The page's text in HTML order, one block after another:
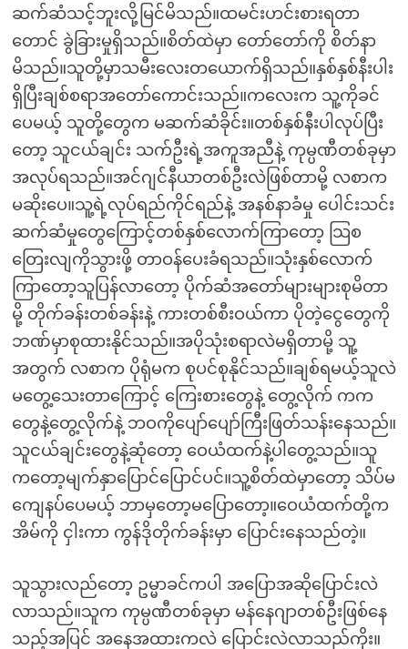
ဆက်ဆံသင့်ဘူးလို့မြင်မိသည်။ထမင်းဟင်းစားရတာ
တောင် ခွဲခြားမှုရှိသည်။စိတ်ထဲမှာ တော်တော်ကို စိတ်နာ
မိသည်။သူတို့မှာသမီးလေးတယောက်ရှိသည်။နှစ်နှစ်နီးပါး
ရှိပြီးချစ်စရာအတော်ကောင်းသည်။ကလေးက သူ့ကိုခင်
ပေမယ့် သူတို့တွေက မဆက်ဆံခိုင်း။တစ်နှစ်နီးပါလုပ်ပြီး
တော့ သူငယ်ချင်း သက်ဦးရဲ့အကူအညီနဲ့ ကုမ္ပဏီတစ်ခုမှာ
အလုပ်ရသည်။အင်ဂျင်နီယာတစ်ဦးလဲဖြစ်တာမို့ လစာက
မဆိုးပေ။သူ့ရဲ့လုပ်ရည်ကိုင်ရည်နဲ့ အနစ်နာခံမှု ပေါင်းသင်း
ဆက်ဆံမှုတွေကြောင့်တစ်နှစ်လောက်ကြာတော့ သြစ
တြေးလျကိုသွားဖို့ တာဝန်ပေးခံရသည်။သုံးနှစ်လောက်
ကြာတော့သူပြန်လာတော့ ပိုက်ဆံအတော်များများစုမိတာ
မို့ တိုက်ခန်းတစ်ခန်းနဲ့ ကားတစ်စီးဝယ်ကာ ပိုတဲ့ငွေတွေကို
ဘဏ်မှာစုထားနိုင်သည်။အပိုသုံးစရာလဲမရှိတာမို့ သူ့
အတွက် လစာက ပိုရုံမက စုပင်စုနိုင်သည်။ချစ်ရမယ့်သူလဲ
မတွေ့သေးတာကြောင့် ကြေးစားတွေနဲ့ တွေ့လိုက် ကက
တွေနဲ့တွေ့လိုက်နဲ့ ဘဝကိုပျော်ပျော်ကြီးဖြတ်သန်းနေသည်။
သူငယ်ချင်းတွေနဲ့ဆုံတော့ ဝေယံထက်နဲ့ပါတွေ့သည်။သူ
ကတော့မျက်နှာပြောင်ပြောင်ပင်။သူ့စိတ်ထဲမှာတော့ သိပ်မ
ကျေနပ်ပေမယ့် ဘာမှတော့မပြောတော့။ဝေယံထက်တို့က
အိမ်ကို ငှါးကာ ကွန်ဒိုတိုက်ခန်းမှာ ပြောင်းနေသည်တဲ့။
သူသွားလည်တော့ ဥမ္မာခင်ကပါ အပြောအဆိုပြောင်းလဲ
လာသည်။သူက ကုမ္ပဏီတစ်ခုမှာ မန်နေဂျာတစ်ဦးဖြစ်နေ
သည့်အပြင် အနေအထားကလဲ ပြောင်းလဲလာသည်ကိုး။